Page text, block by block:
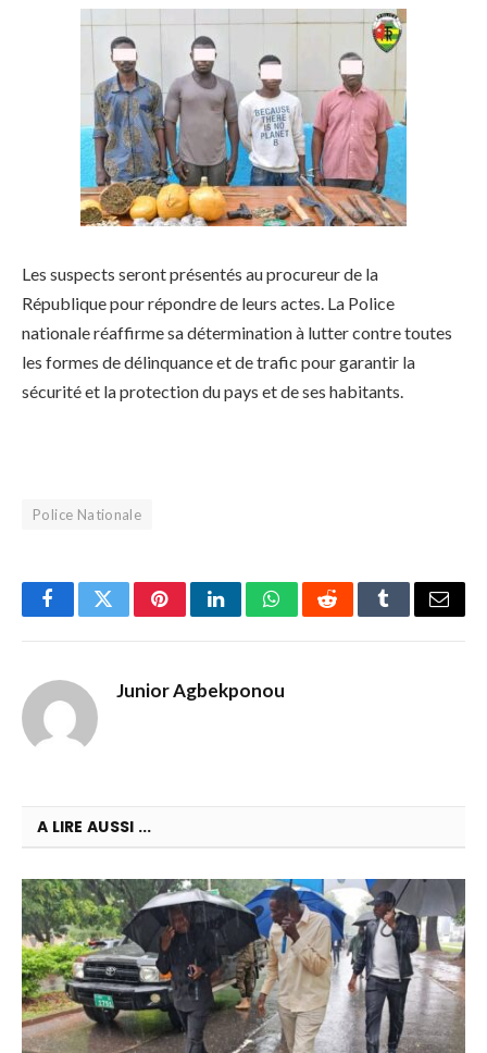
Les suspects seront présentés au procureur de la
République pour répondre de leurs actes. La Police
nationale réaffirme sa détermination à lutter contre toutes
les formes de délinquance et de trafic pour garantir la
sécurité et la protection du pays et de ses habitants.
Police Nationale
FacebookTwitterPinterestLinkedInWhatsAppRedditTumblrEmail
Junior Agbekponou
A LIRE AUSSI ...